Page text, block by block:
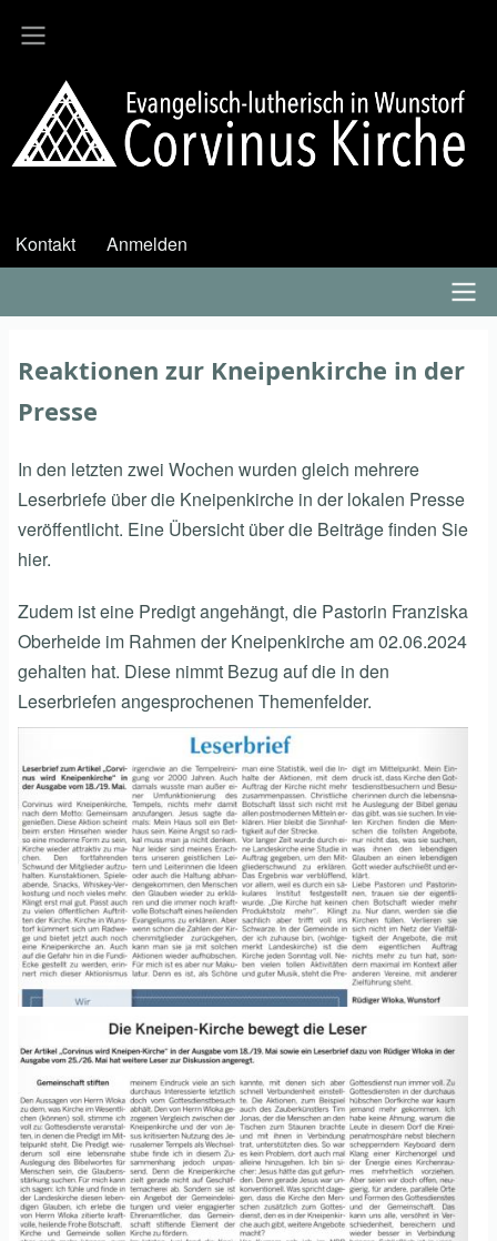
zum
User
Kontakt Anmelden
Reaktionen zur Kneipenkirche in der
Presse
In den letzten zwei Wochen wurden gleich mehrere
Leserbriefe über die Kneipenkirche in der lokalen Presse
veröffentlicht. Eine Übersicht über die Beiträge finden Sie
hier.
Zudem ist eine Predigt angehängt, die Pastorin Franziska
Oberheide im Rahmen der Kneipenkirche am 02.06.2024
gehalten hat. Diese nimmt Bezug auf die in den
Leserbriefen angesprochenen Themenfelder.